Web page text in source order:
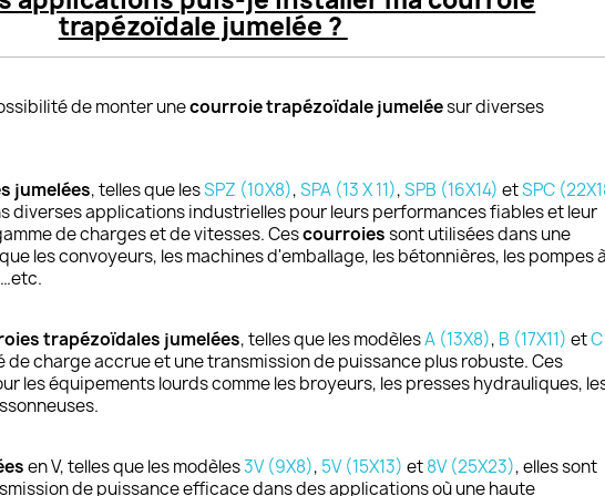
trapézoïdale jumelée ?
de monter unecourroie trapézoïdale jumeléesur diverses
jumelées, telles que lesSPZ (10X8),SPA (13 X 11),SPB (16X14) etSPC
diverses applications industrielles pour leurs performances fiables et leur
de charges et de vitesses. Cescourroiessont utilisées dans une
les convoyeurs, les machines d'emballage, les bétonnières, les pompes à
trapézoïdales jumelées, telles que les modèlesA (13X8), B (17X11) etC
charge accrue et une transmission de puissance plus robuste. Ces
les équipements lourds comme les broyeurs, les presses hydrauliques,
en V, telles que les modèles3V (9X8), 5V (15X13) et8V (25X23), elles sont
de puissance efficace dans des applications où une haute